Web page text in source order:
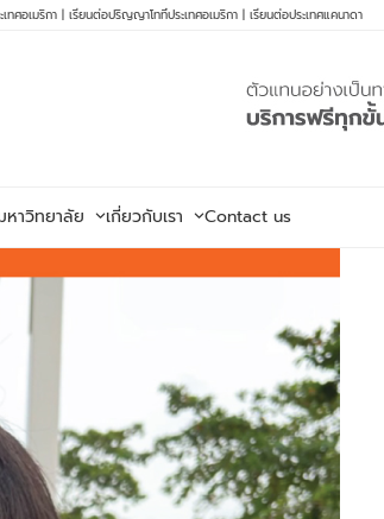
ทศอเมริกา | เรียนต่อปริญญาโทที่ประเทศอเมริกา | เรียนต่อประเทศแคนาดา
หาวิทยาลัย เกี่ยวกับเรา Contact us